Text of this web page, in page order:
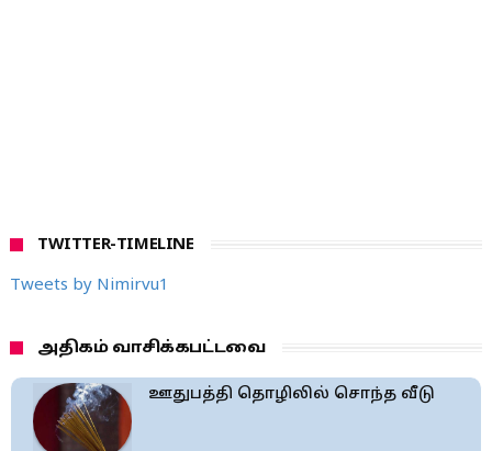
TWITTER-TIMELINE
Tweets by Nimirvu1
அதிகம் வாசிக்கபட்டவை
ஊதுபத்தி தொழிலில் சொந்த வீடு